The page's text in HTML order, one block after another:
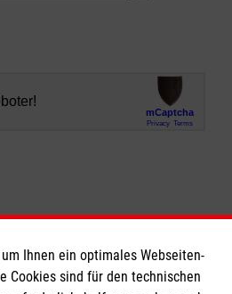
Ihnen ein optimales Webseiten-
Cookies sind für den technischen